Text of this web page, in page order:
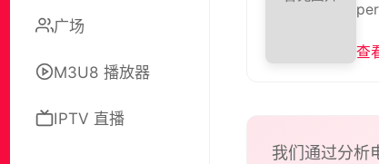
广场
M3U8 播放器
IPTV 直播
查
我们通过分析